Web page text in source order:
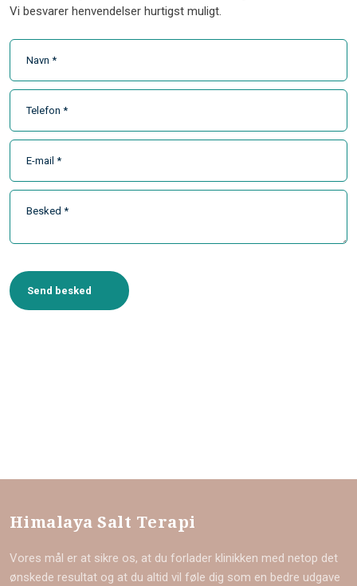
Vi besvarer henvendelser hurtigst muligt.
Himalaya Salt Terapi
Vores mål er at sikre os, at du forlader klinikken med netop det
ønskede resultat og at du altid vil føle dig som en bedre udgave